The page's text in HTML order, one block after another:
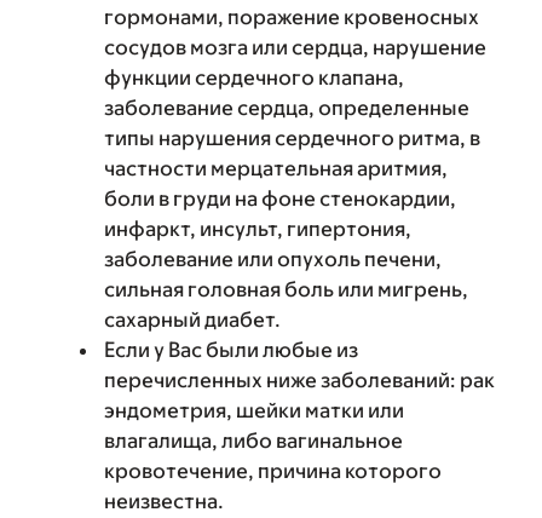
гормонами, поражение кровеносных
сосудов мозга или сердца, нарушение
функции сердечного клапана,
заболевание сердца, определенные
типы нарушения сердечного ритма, в
частности мерцательная аритмия,
боли в груди на фоне стенокардии,
инфаркт, инсульт, гипертония,
заболевание или опухоль печени,
сильная головная боль или мигрень,
сахарный диабет.
Если у Вас были любые из
перечисленных ниже заболеваний: рак
эндометрия, шейки матки или
влагалища, либо вагинальное
кровотечение, причина которого
неизвестна.